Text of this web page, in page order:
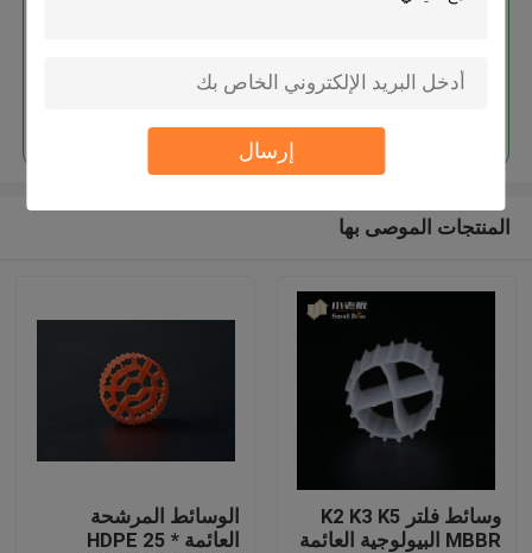
إرسال
المنتجات الموصى بها
وسائط فلتر K2 K3 K5
MBBR البيولوجية العائمة
الوسائط المرشحة
العائمة HDPE 25 *